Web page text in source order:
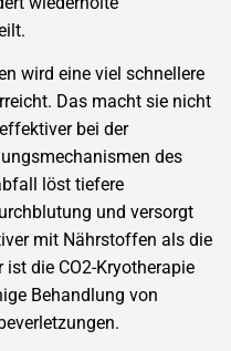
wird eine viel schnellere
Das macht sie nicht
bei der
des
löst tiefere
und versorgt
mit Nährstoffen als die
die CO2-Kryotherapie
Behandlung von